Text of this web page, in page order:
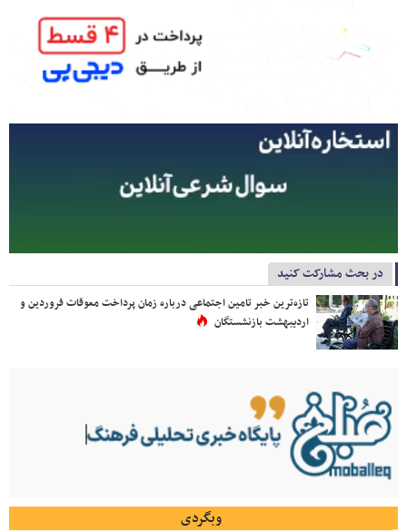
در بحث مشارکت کنید
تازه‌ترین خبر تامین اجتماعی درباره زمان پرداخت معوقات فروردین و
اردیبهشت بازنشستگان
وبگردی